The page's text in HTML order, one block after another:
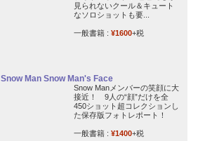
見られないクール＆キュート
なソロショットも要...
一般書籍 : ¥1600+税
Snow Man Snow Man's Face
Snow Manメンバーの笑顔に大
接近！ 9人の“顔”だけを全
450ショット超コレクションし
た保存版フォトレポート！
一般書籍 : ¥1400+税